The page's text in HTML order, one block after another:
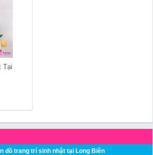
Tại
đồ trang trí sinh nhật tại Long Biên